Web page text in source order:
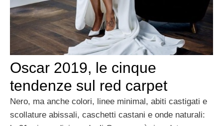
Oscar 2019, le cinque
tendenze sul red carpet
Nero, ma anche colori, linee minimal, abiti castigati e
scollature abissali, caschetti castani e onde naturali: